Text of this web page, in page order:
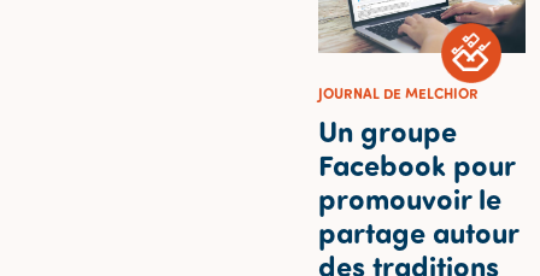
JOURNAL DE MELCHIOR
Un groupe
Facebook pour
promouvoir le
partage autour
des traditions